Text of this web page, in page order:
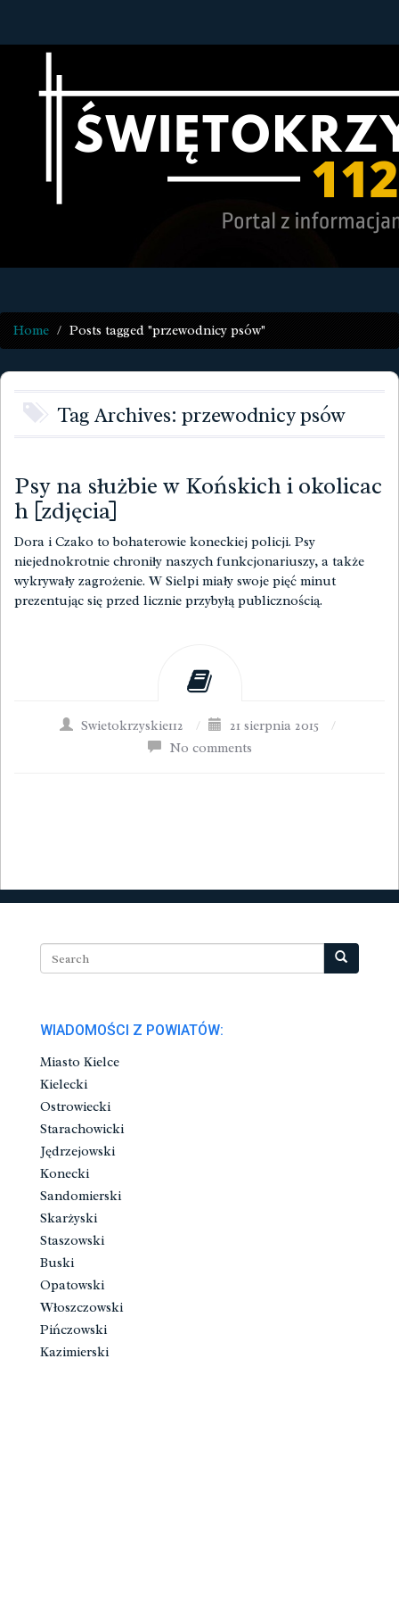
Home Posts tagged "przewodnicy psów"
Tag Archives: przewodnicy psów
Psy na służbie w Końskich i okolicac
h [zdjęcia]
Dora i Czako to bohaterowie koneckiej policji. Psy
niejednokrotnie chroniły naszych funkcjonariuszy, a także
wykrywały zagrożenie. W Sielpi miały swoje pięć minut
prezentując się przed licznie przybyłą publicznością.
Swietokrzyskie112 / 21 sierpnia 2015
/
No comments
WIADOMOŚCI Z POWIATÓW:
Miasto Kielce
Kielecki
Ostrowiecki
Starachowicki
Jędrzejowski
Konecki
Sandomierski
Skarżyski
Staszowski
Buski
Opatowski
Włoszczowski
Pińczowski
Kazimierski